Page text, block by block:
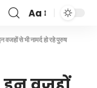
Font
Resizer
Aa
से भी नामर्द हो रहे पुरुष